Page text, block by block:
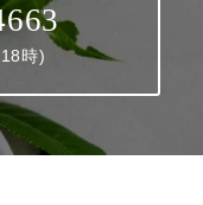
時)